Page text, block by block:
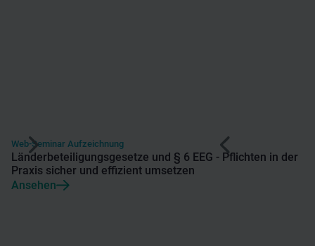
Web-Seminar Aufzeichnung
Länderbeteiligungsgesetze und § 6 EEG - Pflichten in der
Praxis sicher und effizient umsetzen
Ansehen